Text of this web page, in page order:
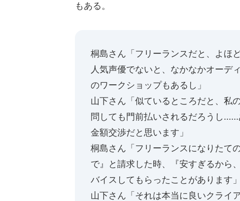
もある。
桐島さん「フリーランスだと、よほ
人気声優でないと、なかなかオーデ
のワークショップもあるし」
山下さん「似ているところだと、私
問しても門前払いされるだろうし
金額交渉だと思います」
桐島さん「フリーランスになりたて
で』と請求した時、『安すぎるから
バイスしてもらったことがあります」
山下さん「それは本当に良いクライ